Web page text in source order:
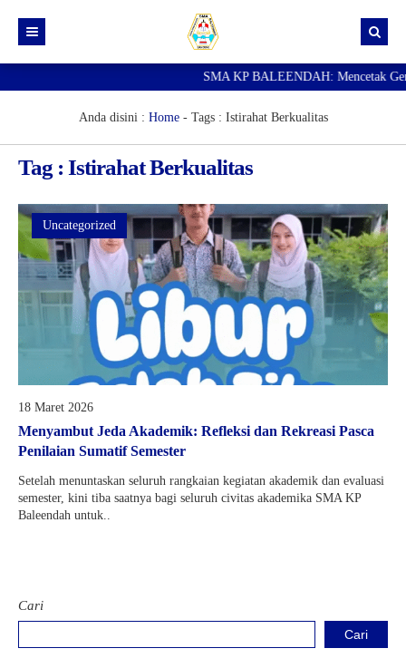
Data Guru
Portal Siswa
SPMB
SNBP
SMA KP BALEENDAH: Mencetak
Anda disini : Home- Tags : Istirahat Berkualitas
Tag : Istirahat Berkualitas
Uncategorized
18 Maret 2026
Menyambut Jeda Akademik: Refleksi dan Rekreasi Pasca
Penilaian Sumatif Semester
Setelah menuntaskan seluruh rangkaian kegiatan akademik dan evaluasi
semester, kini tiba saatnya bagi seluruh civitas akademika SMA KP
Baleendah untuk..
Cari
Cari